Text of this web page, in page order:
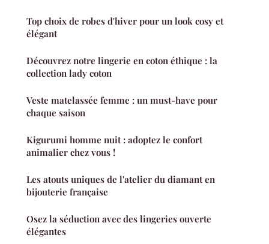
Top choix de robes d'hiver pour un look cosy et
élégant
Découvrez notre lingerie en coton éthique : la
collection lady coton
Veste matelassée femme : un must-have pour
chaque saison
Kigurumi homme nuit : adoptez le confort
animalier chez vous !
Les atouts uniques de l'atelier du diamant en
bijouterie française
Osez la séduction avec des lingeries ouverte
élégantes